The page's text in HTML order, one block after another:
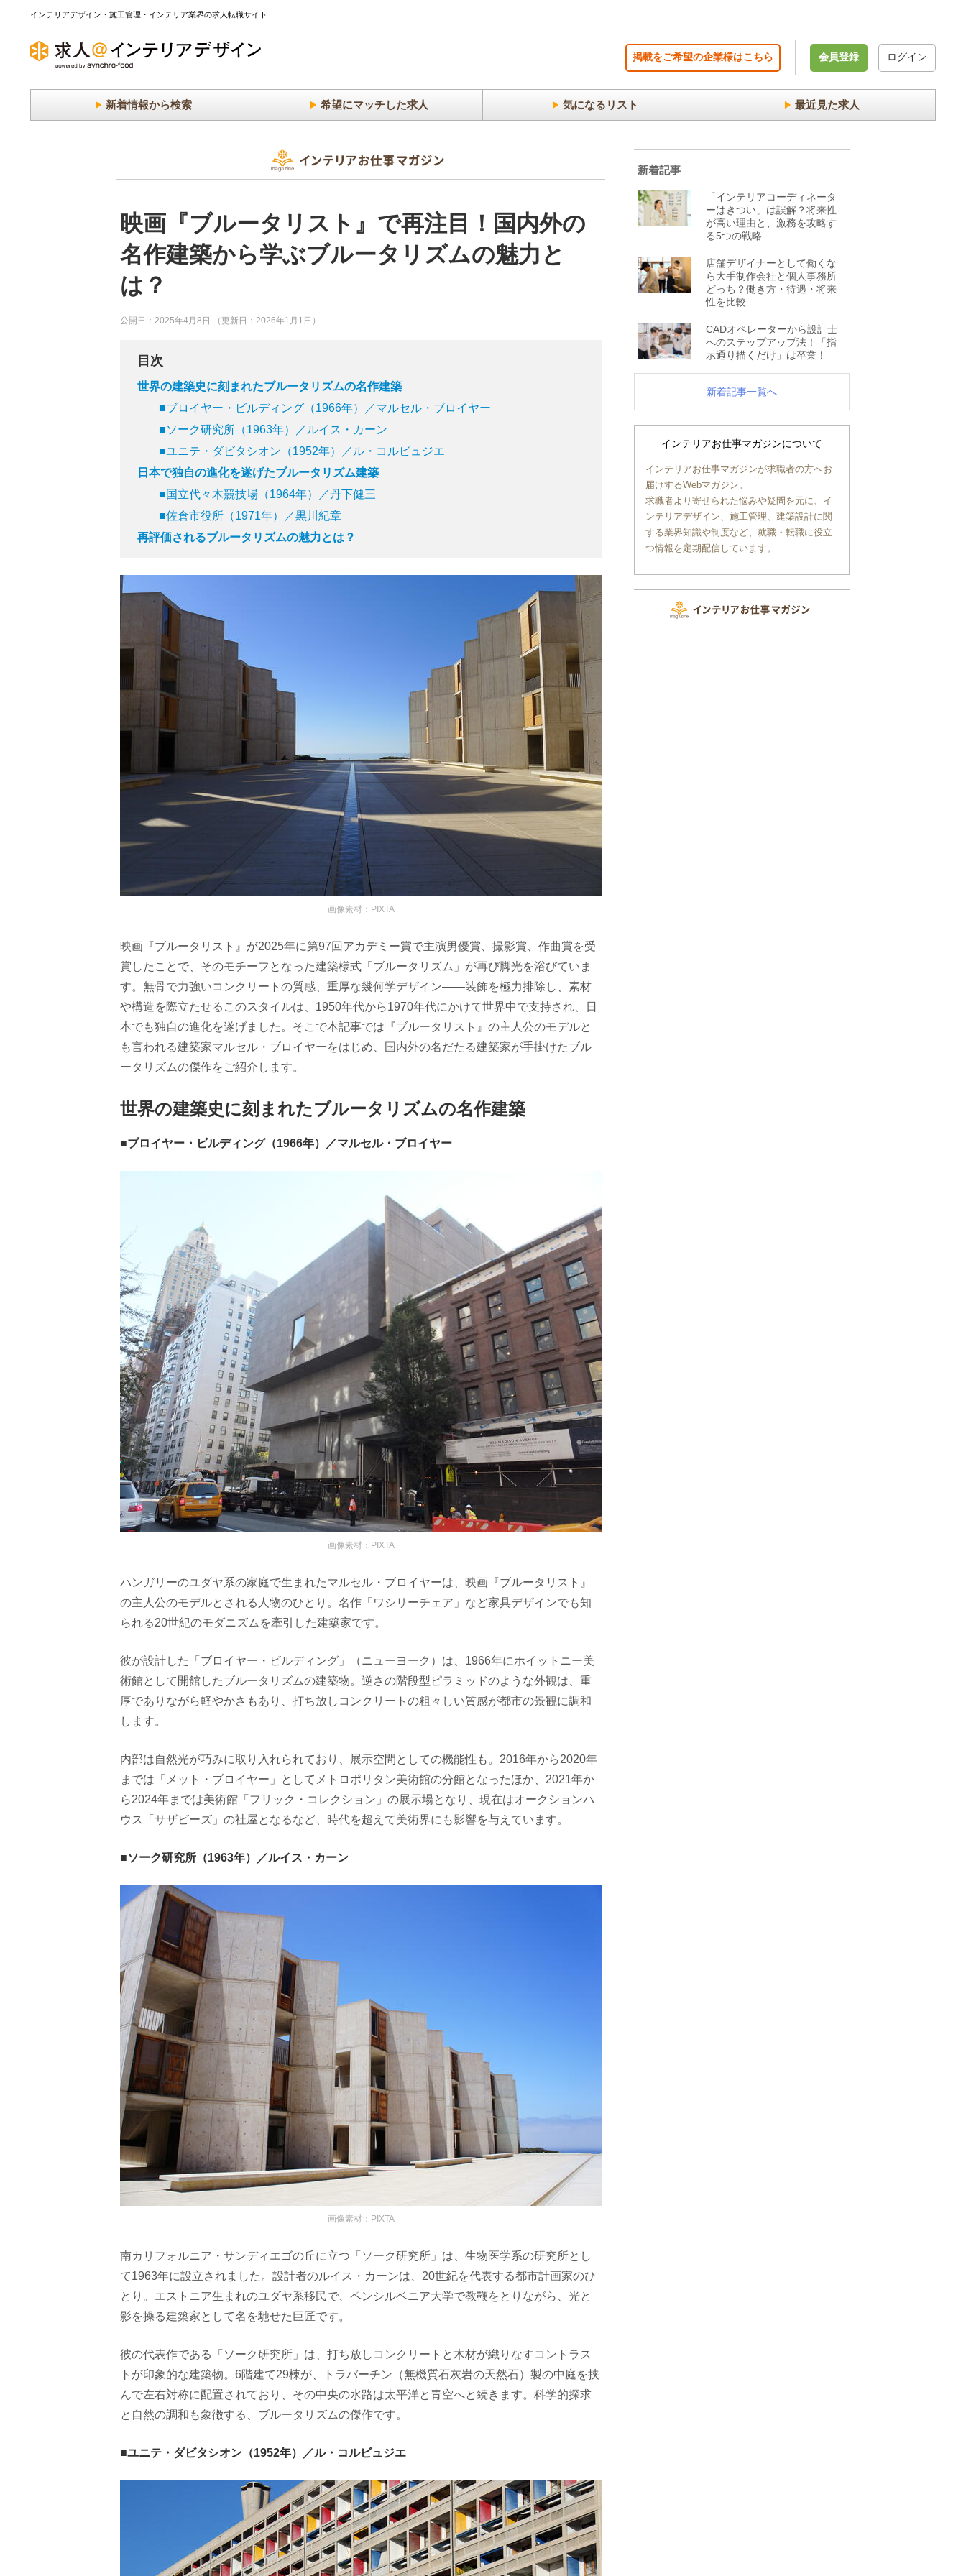
インテリアデザイン・施工管理・インテリア業界の求人転職サイト
掲載をご希望の企業様はこちら 会員登録 ログイン
新着情報から検索 希望にマッチした求人 気になるリスト 最近見た求人
映画『ブルータリスト』で再注目！国内外の
名作建築から学ぶブルータリズムの魅力と
は？
公開日：2025年4月8日 （更新日：2026年1月1日）
目次
世界の建築史に刻まれたブルータリズムの名作建築
■ブロイヤー・ビルディング（1966年）／マルセル・ブロイヤー
■ソーク研究所（1963年）／ルイス・カーン
■ユニテ・ダビタシオン（1952年）／ル・コルビュジエ
日本で独自の進化を遂げたブルータリズム建築
■国立代々木競技場（1964年）／丹下健三
■佐倉市役所（1971年）／黒川紀章
再評価されるブルータリズムの魅力とは？
画像素材：PIXTA
映画『ブルータリスト』が2025年に第97回アカデミー賞で主演男優賞、撮影賞、作曲賞を受
賞したことで、そのモチーフとなった建築様式「ブルータリズム」が再び脚光を浴びていま
す。無骨で力強いコンクリートの質感、重厚な幾何学デザイン――装飾を極力排除し、素材
や構造を際立たせるこのスタイルは、1950年代から1970年代にかけて世界中で支持され、日
本でも独自の進化を遂げました。そこで本記事では『ブルータリスト』の主人公のモデルと
も言われる建築家マルセル・ブロイヤーをはじめ、国内外の名だたる建築家が手掛けたブル
ータリズムの傑作をご紹介します。
世界の建築史に刻まれたブルータリズムの名作建築
■ブロイヤー・ビルディング（1966年）／マルセル・ブロイヤー
画像素材：PIXTA
ハンガリーのユダヤ系の家庭で生まれたマルセル・ブロイヤーは、映画『ブルータリスト』
の主人公のモデルとされる人物のひとり。名作「ワシリーチェア」など家具デザインでも知
られる20世紀のモダニズムを牽引した建築家です。
彼が設計した「ブロイヤー・ビルディング」（ニューヨーク）は、1966年にホイットニー美
術館として開館したブルータリズムの建築物。逆さの階段型ピラミッドのような外観は、重
厚でありながら軽やかさもあり、打ち放しコンクリートの粗々しい質感が都市の景観に調和
します。
内部は自然光が巧みに取り入れられており、展示空間としての機能性も。2016年から2020年
までは「メット・ブロイヤー」としてメトロポリタン美術館の分館となったほか、2021年か
ら2024年までは美術館「フリック・コレクション」の展示場となり、現在はオークションハ
ウス「サザビーズ」の社屋となるなど、時代を超えて美術界にも影響を与えています。
■ソーク研究所（1963年）／ルイス・カーン
画像素材：PIXTA
南カリフォルニア・サンディエゴの丘に立つ「ソーク研究所」は、生物医学系の研究所とし
て1963年に設立されました。設計者のルイス・カーンは、20世紀を代表する都市計画家のひ
とり。エストニア生まれのユダヤ系移民で、ペンシルベニア大学で教鞭をとりながら、光と
影を操る建築家として名を馳せた巨匠です。
彼の代表作である「ソーク研究所」は、打ち放しコンクリートと木材が織りなすコントラス
トが印象的な建築物。6階建て29棟が、トラバーチン（無機質石灰岩の天然石）製の中庭を挟
んで左右対称に配置されており、その中央の水路は太平洋と青空へと続きます。科学的探求
と自然の調和も象徴する、ブルータリズムの傑作です。
■ユニテ・ダビタシオン（1952年）／ル・コルビュジエ
新着記事
「インテリアコーディネータ
ーはきつい」は誤解？将来性
が高い理由と、激務を攻略す
る5つの戦略
店舗デザイナーとして働くな
ら大手制作会社と個人事務所
どっち？働き方・待遇・将来
性を比較
CADオペレーターから設計士
へのステップアップ法！「指
示通り描くだけ」は卒業！
新着記事一覧へ
インテリアお仕事マガジンについて
インテリアお仕事マガジンが求職者の方へお
届けするWebマガジン。
求職者より寄せられた悩みや疑問を元に、イ
ンテリアデザイン、施工管理、建築設計に関
する業界知識や制度など、就職・転職に役立
つ情報を定期配信しています。